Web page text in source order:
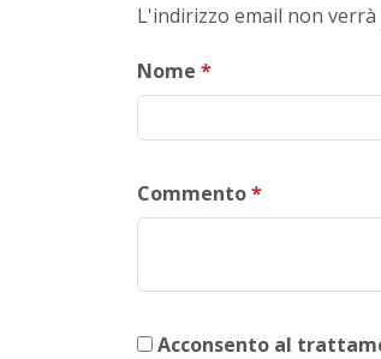
L'indirizzo email non
Nome *
Commento*
Acconsento al